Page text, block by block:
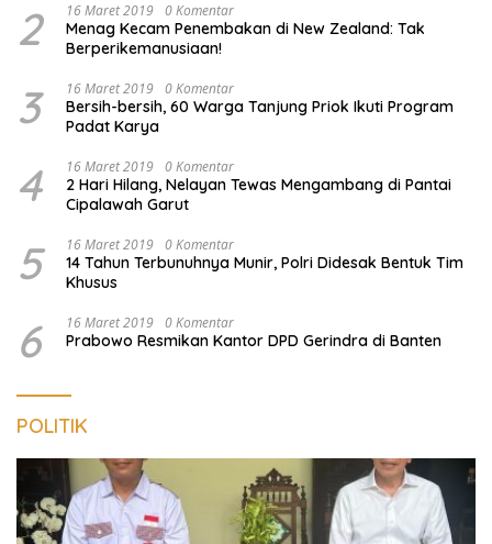
2 16 Maret 2019 0 Komentar
Menag Kecam Penembakan di New Zealand: Tak
Berperikemanusiaan!
3 16 Maret 2019 0 Komentar
Bersih-bersih, 60 Warga Tanjung Priok Ikuti Program
Padat Karya
4 16 Maret 2019 0 Komentar
2 Hari Hilang, Nelayan Tewas Mengambang di Pantai
Cipalawah Garut
5 16 Maret 2019 0 Komentar
14 Tahun Terbunuhnya Munir, Polri Didesak Bentuk Tim
Khusus
6 16 Maret 2019 0 Komentar
Prabowo Resmikan Kantor DPD Gerindra di Banten
POLITIK